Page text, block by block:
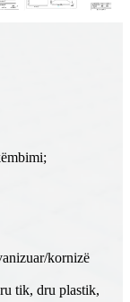
kornizë
tik, dru plastik,